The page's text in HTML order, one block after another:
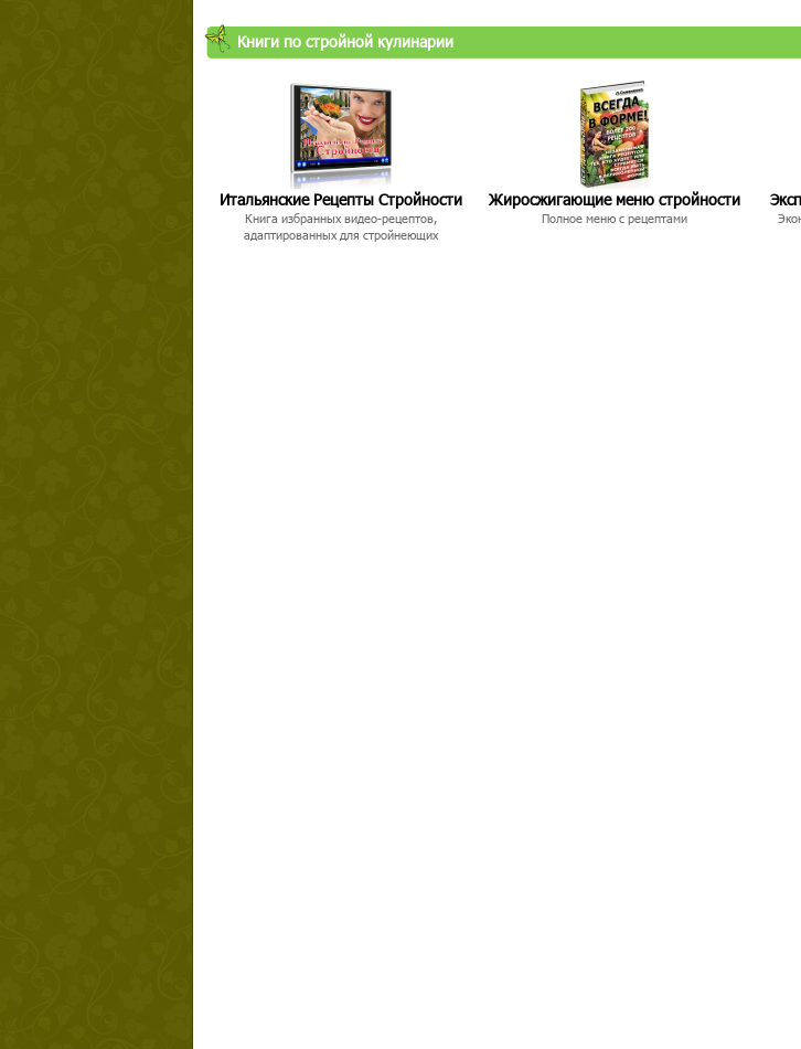
Книги по стройной кулинарии
Итальянские Рецепты Стройности
Книга избранных видео-рецептов,
адаптированных для стройнеющих
Жиросжигающие меню стройности
Полное меню с рецептами